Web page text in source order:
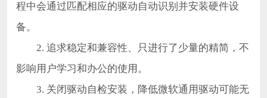
程中会通过匹配相应的驱动自动识别并安装硬件设
备。
2. 追求稳定和兼容性、只进行了少量的精简，不
影响用户学习和办公的使用。
3. 关闭驱动自检安装，降低微软通用驱动可能无